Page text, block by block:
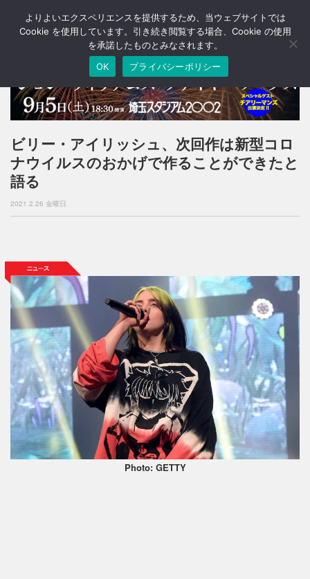
T
o
a
v
g
a
n
ビリー・アイリッシュ、次回作は新型コロ
ナウイルスのおかげで作ることができたと
語る
2021.2.26 金曜日
Photo: GETTY
よりよいエクスペリエンスを提供するため、当ウェブサイトでは
Cookie を使用しています。引き続き閲覧する場合、Cookie の使用
を承諾したものとみなされます。
OK
プライバシーポリシー